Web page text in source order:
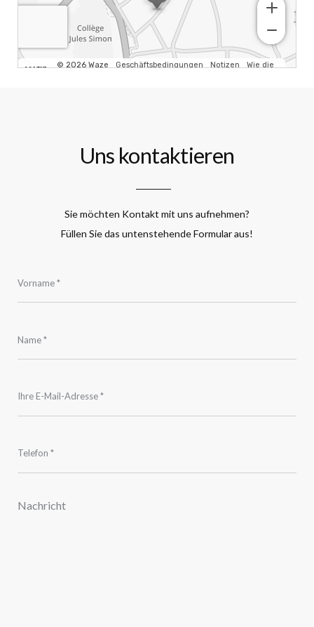
Uns kontaktieren
Sie möchten Kontakt mit uns aufnehmen?
Füllen Sie das untenstehende Formular aus!